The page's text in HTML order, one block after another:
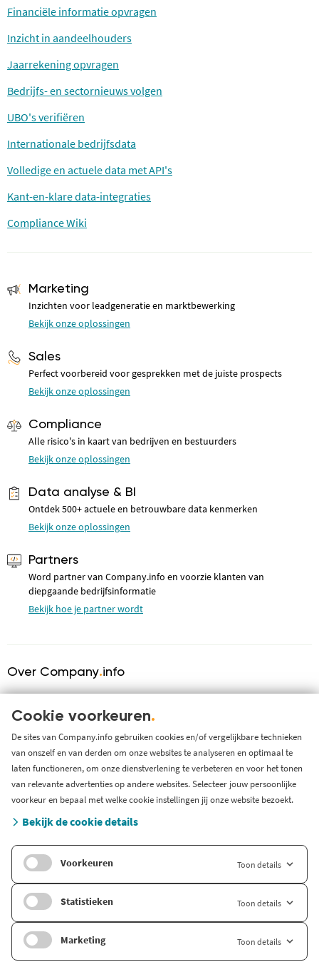
Financiële informatie opvragen
Inzicht in aandeelhouders
Jaarrekening opvragen
Bedrijfs- en sectornieuws volgen
UBO's verifiëren
Internationale bedrijfsdata
Volledige en actuele data met API's
Kant-en-klare data-integraties
Compliance Wiki
Marketing
Inzichten voor leadgeneratie en marktbewerking
Bekijk onze oplossingen
Sales
Perfect voorbereid voor gesprekken met de juiste prospects
Bekijk onze oplossingen
Compliance
Alle risico's in kaart van bedrijven en bestuurders
Bekijk onze oplossingen
Data analyse & BI
Ontdek 500+ actuele en betrouwbare data kenmerken
Bekijk onze oplossingen
Partners
Word partner van Company.info en voorzie klanten van
diepgaande bedrijfsinformatie
Bekijk hoe je partner wordt
Over Company.info
Over ons
KVK serviceprovider
Werken bij Company.info
Blog
Support
Systeem status en storingen
Zoek branche-informatie
Internationaal
Company.info Deutschland
Company.info English
Cookie voorkeuren.
De sites van Company.info gebruiken cookies en/of vergelijkbare technieken
van onszelf en van derden om onze websites te analyseren en optimaal te
laten functioneren, om onze dienstverlening te verbeteren en voor het tonen
van relevante advertenties op andere websites. Selecteer jouw persoonlijke
voorkeur en bepaal met welke cookie instellingen jij onze website bezoekt.
Bekijk de cookie details
Voorkeuren Toon details
Statistieken Toon details
Marketing Toon details